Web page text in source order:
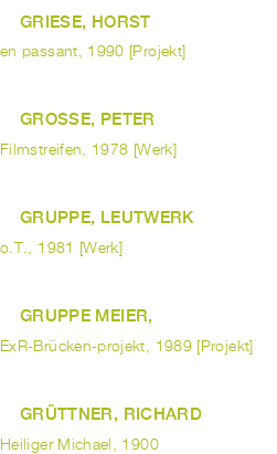
GRIESE, HORST
en passant, 1990 [Projekt]
GROSSE, PETER
Filmstreifen, 1978 [Werk]
GRUPPE, LEUTWERK
o.T., 1981 [Werk]
GRUPPE MEIER,
ExR-Brücken-projekt, 1989 [Projekt]
GRÜTTNER, RICHARD
Heiliger Michael, 1900